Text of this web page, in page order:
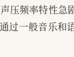
压频率特性急
一般音乐和